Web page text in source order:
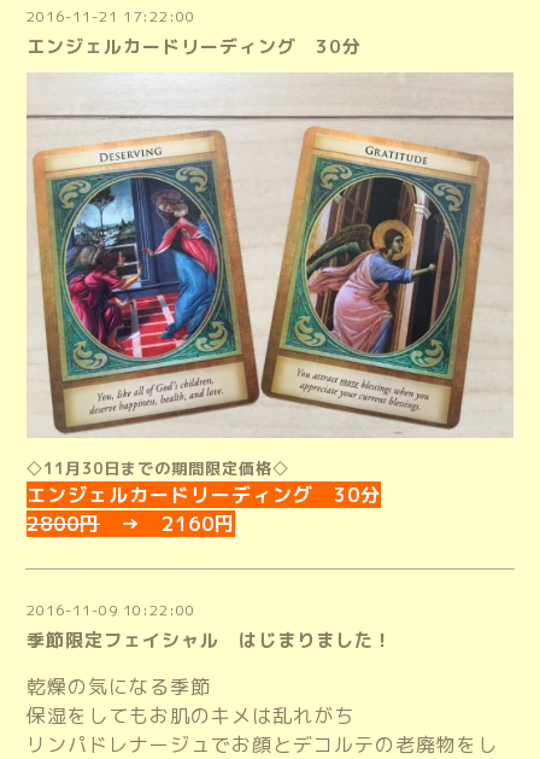
2016-11-21 17:22:00
エンジェルカードリーディング 30分
◇11月30日までの期間限定価格◇
エンジェルカードリーディング 30分
2800円 → 2160円
2016-11-09 10:22:00
季節限定フェイシャル はじまりました！
乾燥の気になる季節
保湿をしてもお肌のキメは乱れがち
リンパドレナージュでお顔とデコルテの老廃物をし